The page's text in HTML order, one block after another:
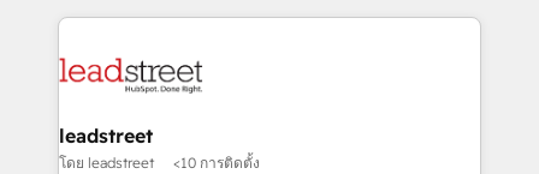
implement, and optimize systems to enhance user
marketing, and service teams. From setup to
management, and speed up deal closures. With 500+
projects completed, our Agile approach ensures your
leadstreet
โดย leadstreet <10 การติดตั้ง